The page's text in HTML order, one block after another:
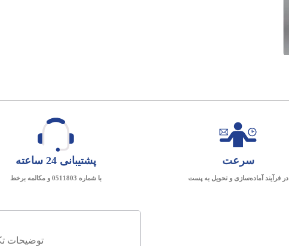
سرعت
در فرآیند آماده‌سازی و تحویل به پست
پشتیبانی 24 ساعته
با شماره 0511803 و مکالمه برخط
توضیحات